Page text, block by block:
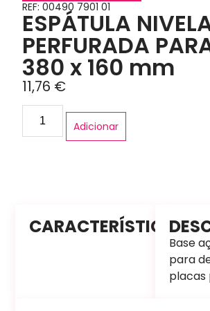
REF: 00490 7901 01
ESPÁTULA
PERFURADA
380 x 160 mm
11,76 €
Adicionar
CARACTERÍSTICAS
Base
para
placas